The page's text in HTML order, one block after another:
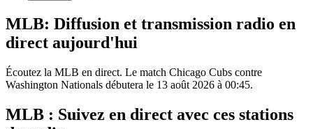
MLB: Diffusion et transmission radio en
direct aujourd'hui
Écoutez la MLB en direct. Le match Chicago Cubs contre
Washington Nationals débutera le 13 août 2026 à 00:45.
MLB : Suivez en direct avec ces stations